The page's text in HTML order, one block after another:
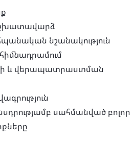
նշանակություն
և վերապատրաստման
սահմանված բոլոր